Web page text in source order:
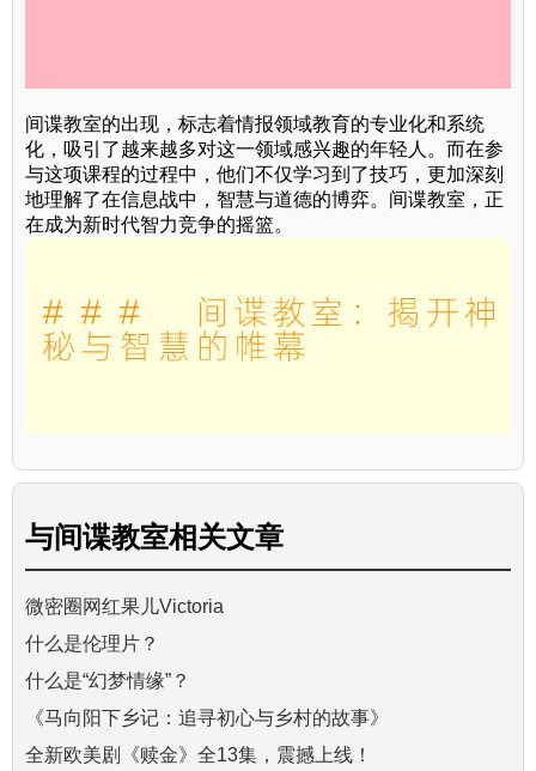
间谍教室的出现，标志着情报领域教育的专业化和系统
化，吸引了越来越多对这一领域感兴趣的年轻人。而在参
与这项课程的过程中，他们不仅学习到了技巧，更加深刻
地理解了在信息战中，智慧与道德的博弈。间谍教室，正
在成为新时代智力竞争的摇篮。
与间谍教室相关文章
微密圈网红果儿Victoria
什么是伦理片？
什么是“幻梦情缘”？
《马向阳下乡记：追寻初心与乡村的故事》
全新欧美剧《赎金》全13集，震撼上线！